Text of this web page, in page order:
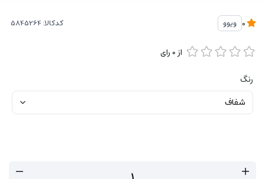
ویوو کدکالا:
از0 رای
رنگ